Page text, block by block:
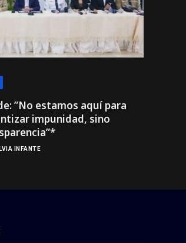
”No estamos aquí para
impunidad, sino
INFANTE